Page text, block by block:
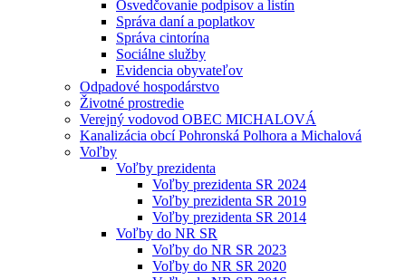
Osvedčovanie podpisov a listín
Správa daní a poplatkov
Správa cintorína
Sociálne služby
Evidencia obyvateľov
Odpadové hospodárstvo
Životné prostredie
Verejný vodovod OBEC MICHALOVÁ
Kanalizácia obcí Pohronská Polhora a Michalová
Voľby
Voľby prezidenta
Voľby prezidenta SR 2024
Voľby prezidenta SR 2019
Voľby prezidenta SR 2014
Voľby do NR SR
Voľby do NR SR 2023
Voľby do NR SR 2020